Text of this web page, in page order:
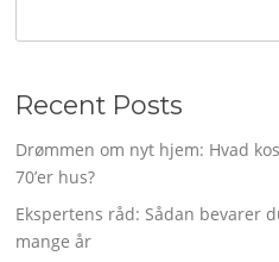
Recent Posts
Drømmen om nyt hjem: Hvad
70’er hus?
Ekspertens råd: Sådan bevarer
mange år